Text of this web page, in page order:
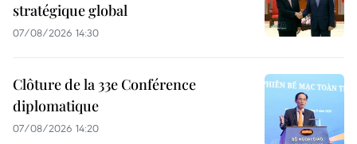
stratégique global
07/08/2026 14:30
Clôture de la 33e Conférence
diplomatique
07/08/2026 14:20